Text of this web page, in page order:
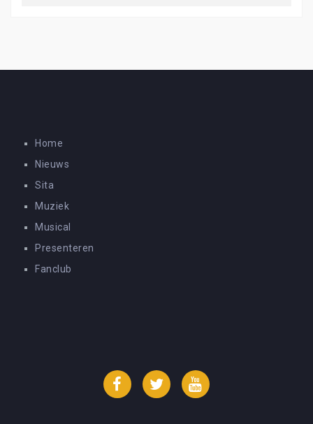
Home
Nieuws
Sita
Muziek
Musical
Presenteren
Fanclub
FacebookTwitter YouTube